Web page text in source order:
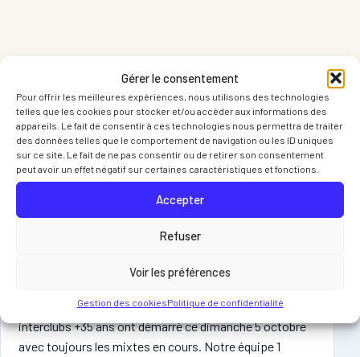
Gérer le consentement
Pour offrir les meilleures expériences, nous utilisons des technologies
telles que les cookies pour stocker et/ou accéder aux informations des
appareils. Le fait de consentir à ces technologies nous permettra de traiter
des données telles que le comportement de navigation ou les ID uniques
sur ce site. Le fait de ne pas consentir ou de retirer son consentement
peut avoir un effet négatif sur certaines caractéristiques et fonctions.
Accepter
Refuser
Voir les préférences
Gestion des cookiesPolitique de confidentialité
ARTICLES LIES
Vous pourriez egalement apprecier
ces articles
RESULTATS Interclubs MIXTES et +35 ans
RESULTATS interclubs MIXTES et +35 ans Les
interclubs +35 ans ont démarré ce dimanche 5 octobre
avec toujours les mixtes en cours. Notre équipe 1